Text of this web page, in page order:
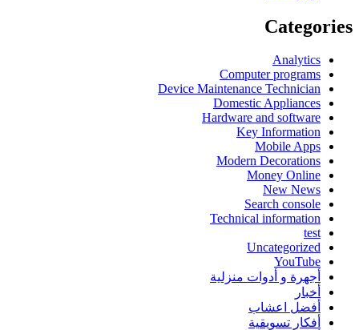
Categories
Analytics
Computer programs
Device Maintenance Technician
Domestic Appliances
Hardware and software
Key Information
Mobile Apps
Modern Decorations
Money Online
New News
Search console
Technical information
test
Uncategorized
YouTube
أجهرة و أدوات منزلية
أخبار
أفضل اعشاب
أفكار تسويقية